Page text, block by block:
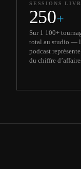
SESSIONS
250+
Sur 1 100+
total au studio —
podcast
du chiffre